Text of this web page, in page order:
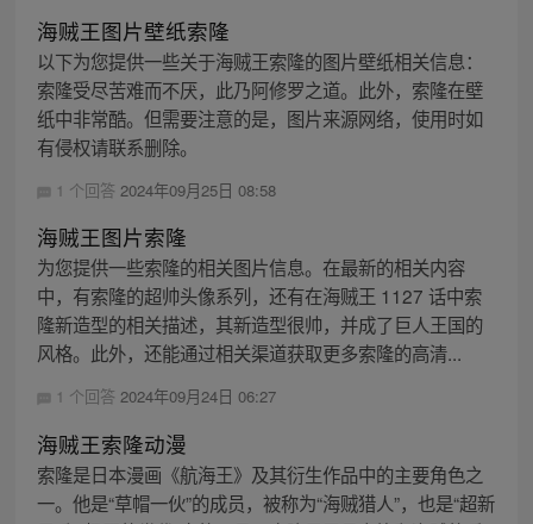
海贼王图片壁纸索隆
以下为您提供一些关于海贼王索隆的图片壁纸相关信息：
索隆受尽苦难而不厌，此乃阿修罗之道。此外，索隆在壁
纸中非常酷。但需要注意的是，图片来源网络，使用时如
有侵权请联系删除。
1 个回答 2024年09月25日 08:58
海贼王图片索隆
为您提供一些索隆的相关图片信息。在最新的相关内容
中，有索隆的超帅头像系列，还有在海贼王 1127 话中索
隆新造型的相关描述，其新造型很帅，并成了巨人王国的
风格。此外，还能通过相关渠道获取更多索隆的高清...
1 个回答 2024年09月24日 06:27
海贼王索隆动漫
索隆是日本漫画《航海王》及其衍生作品中的主要角色之
一。他是“草帽一伙”的成员，被称为“海贼猎人”，也是“超新